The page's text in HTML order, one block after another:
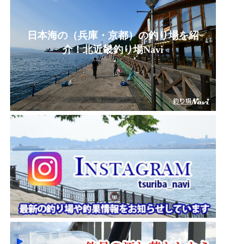
日本海の（兵庫・京都）の釣り場を紹
介！北近畿釣り場Navi